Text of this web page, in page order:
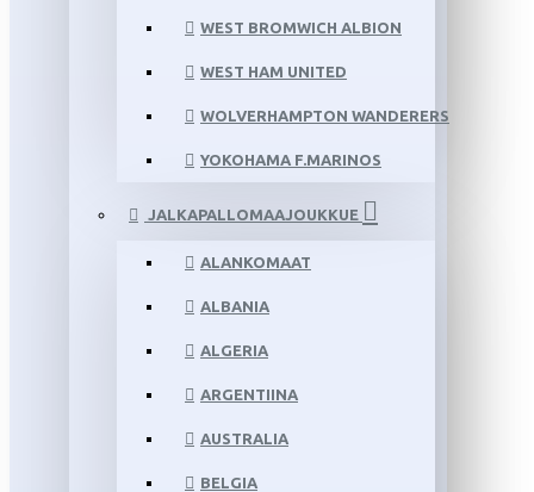
WEST BROMWICH ALBION
WEST HAM UNITED
WOLVERHAMPTON WANDERERS
YOKOHAMA F.MARINOS
JALKAPALLOMAAJOUKKUE
ALANKOMAAT
ALBANIA
ALGERIA
ARGENTIINA
AUSTRALIA
BELGIA